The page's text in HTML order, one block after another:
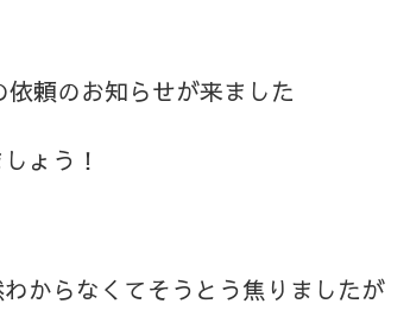
頼のお知らせが来ました
ょう！
からなくてそうとう焦りましたが